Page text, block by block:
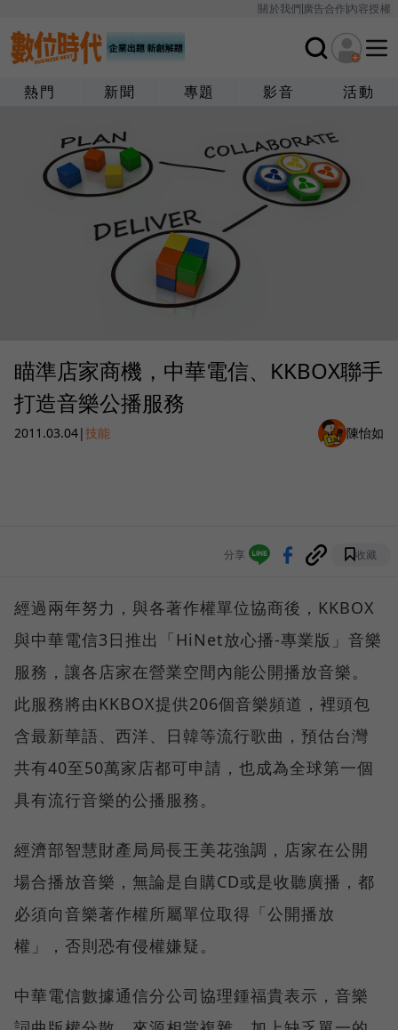
關於我們廣告合作內容授權
熱門 新聞 專題 影音 活動
瞄準店家商機，中華電信、KKBOX聯手
打造音樂公播服務
2011.03.04|技能 陳怡如
分享 收藏
經過兩年努力，與各著作權單位協商後，KKBOX
與中華電信3日推出「HiNet放心播-專業版」音樂
服務，讓各店家在營業空間內能公開播放音樂。
此服務將由KKBOX提供206個音樂頻道，裡頭包
含最新華語、西洋、日韓等流行歌曲，預估台灣
共有40至50萬家店都可申請，也成為全球第一個
具有流行音樂的公播服務。
經濟部智慧財產局局長王美花強調，店家在公開
場合播放音樂，無論是自購CD或是收聽廣播，都
必須向音樂著作權所屬單位取得「公開播放
權」，否則恐有侵權嫌疑。
中華電信數據通信分公司協理鍾福貴表示，音樂